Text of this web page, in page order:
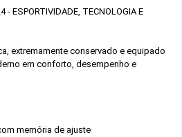
- ESPORTIVIDADE, TECNOLOGIA E
extremamente conservado e equipado
em conforto, desempenho e
memória de ajuste